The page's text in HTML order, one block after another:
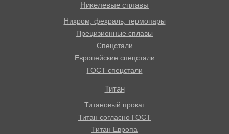
Никелевые сплавы
Нихром, фехраль, термопары
Прецизионные сплавы
Спецстали
Европейские спецстали
ГОСТ спецстали
Титан
Титановый прокат
Титан согласно ГОСТ
Титан Европа